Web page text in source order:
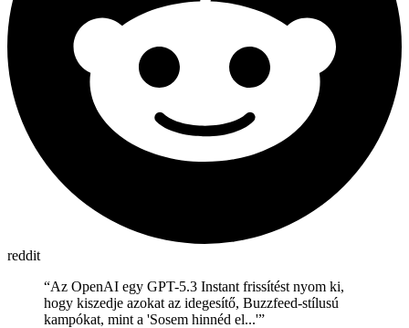
reddit
“Az OpenAI egy GPT-5.3 Instant frissítést nyom ki,
hogy kiszedje azokat az idegesítő, Buzzfeed-stílusú
kampókat, mint a 'Sosem hinnéd el...'”